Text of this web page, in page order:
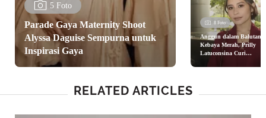
5 Foto
Parade Gaya Maternity Shoot
Alyssa Daguise Sempurna untuk
Inspirasi Gaya
8 Foto
Anggun dalam Balutan
Kebaya Merah, Prilly
Latuconsina Curi
RELATED ARTICLES